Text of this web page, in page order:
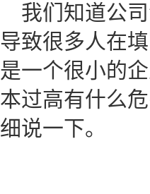
我们知道公
导致很多人在
是一个很小的
本过高有什么
细说一下。